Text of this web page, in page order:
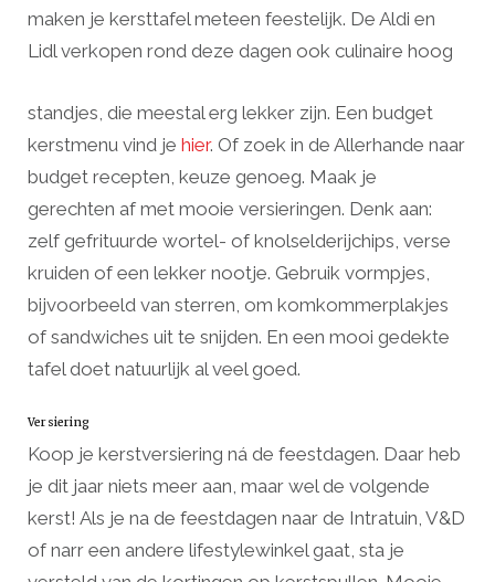
maken je kersttafel meteen feestelijk. De Aldi en
Lidl verkopen rond deze dagen ook culinaire hoog
standjes, die meestal erg lekker zijn. Een budget
kerstmenu vind je hier. Of zoek in de Allerhande naar
budget recepten, keuze genoeg. Maak je
gerechten af met mooie versieringen. Denk aan:
zelf gefrituurde wortel- of knolselderijchips, verse
kruiden of een lekker nootje. Gebruik vormpjes,
bijvoorbeeld van sterren, om komkommerplakjes
of sandwiches uit te snijden. En een mooi gedekte
tafel doet natuurlijk al veel goed.
Versiering
Koop je kerstversiering ná de feestdagen. Daar heb
je dit jaar niets meer aan, maar wel de volgende
kerst! Als je na de feestdagen naar de Intratuin, V&D
of narr een andere lifestylewinkel gaat, sta je